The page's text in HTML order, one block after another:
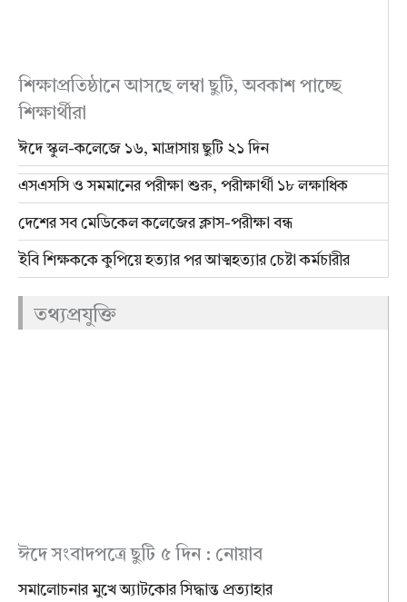
শিক্ষাপ্রতিষ্ঠানে আসছে লম্বা ছুটি, অবকাশ পাচ্ছে
শিক্ষার্থীরা
ঈদে স্কুল-কলেজে ১৬, মাদ্রাসায় ছুটি ২১ দিন
এসএসসি ও সমমানের পরীক্ষা শুরু, পরীক্ষার্থী ১৮ লক্ষাধিক
দেশের সব মেডিকেল কলেজের ক্লাস-পরীক্ষা বন্ধ
ইবি শিক্ষককে কুপিয়ে হত্যার পর আত্মহত্যার চেষ্টা কর্মচারীর
তথ্যপ্রযুক্তি
ঈদে সংবাদপত্রে ছুটি ৫ দিন : নোয়াব
সমালোচনার মুখে অ্যাটকোর সিদ্ধান্ত প্রত্যাহার